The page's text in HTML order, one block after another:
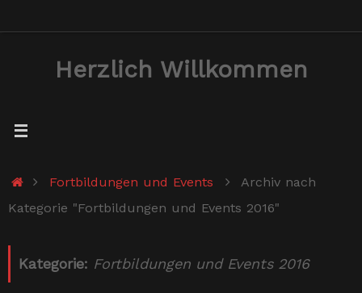
Herzlich Willkommen
StartFortbildungen und Events
Archiv nach
Kategorie "Fortbildungen und Events 2016"
Kategorie: Fortbildungen und Events 2016